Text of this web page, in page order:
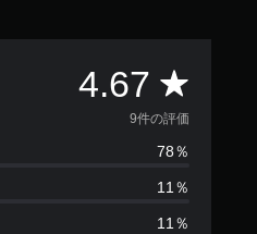
4.67 評
価
数
は
9件の評価
78％
11％
11％